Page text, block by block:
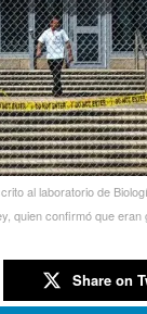
al laboratorio de
quien confirmó que
Share on